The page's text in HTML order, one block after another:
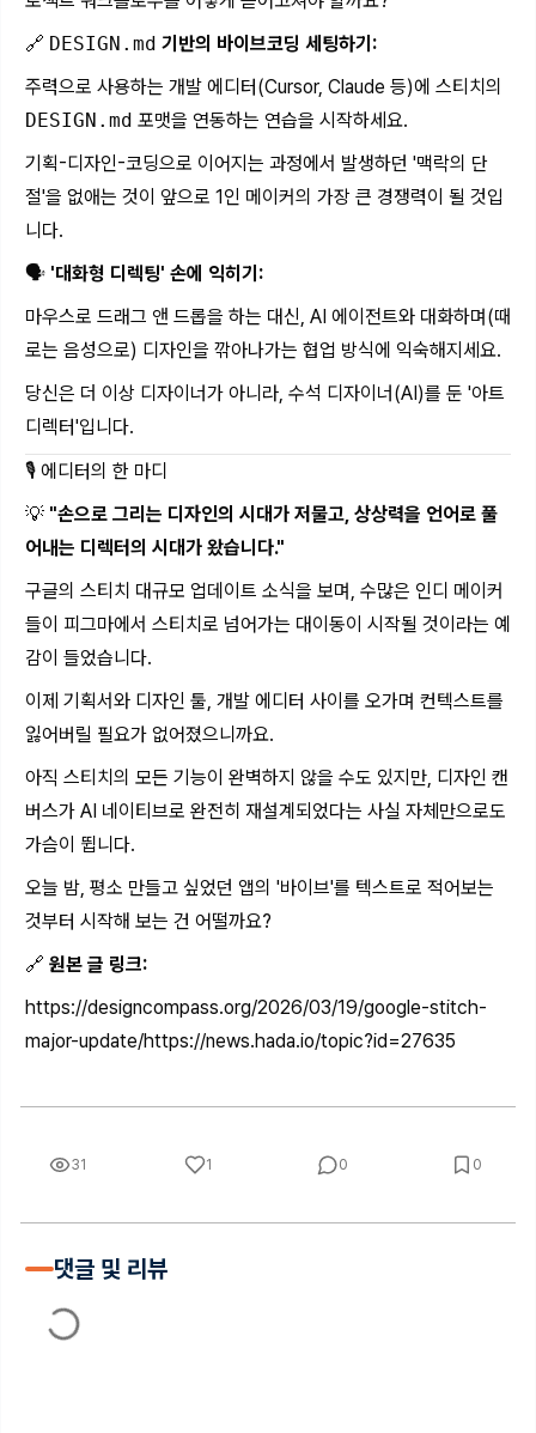
🔗 DESIGN.md 기반의 바이브코딩 세팅하기:
주력으로 사용하는 개발 에디터(Cursor, Claude 등)에 스티치의
DESIGN.md 포맷을 연동하는 연습을 시작하세요.
기획-디자인-코딩으로 이어지는 과정에서 발생하던 '맥락의 단
절'을 없애는 것이 앞으로 1인 메이커의 가장 큰 경쟁력이 될 것입
니다.
🗣️ '대화형 디렉팅' 손에 익히기:
마우스로 드래그 앤 드롭을 하는 대신, AI 에이전트와 대화하며(때
로는 음성으로) 디자인을 깎아나가는 협업 방식에 익숙해지세요.
당신은 더 이상 디자이너가 아니라, 수석 디자이너(AI)를 둔 '아트
디렉터'입니다.
🎙️ 에디터의 한 마디
💡 "손으로 그리는 디자인의 시대가 저물고, 상상력을 언어로 풀
어내는 디렉터의 시대가 왔습니다."
구글의 스티치 대규모 업데이트 소식을 보며, 수많은 인디 메이커
들이 피그마에서 스티치로 넘어가는 대이동이 시작될 것이라는 예
감이 들었습니다.
이제 기획서와 디자인 툴, 개발 에디터 사이를 오가며 컨텍스트를
잃어버릴 필요가 없어졌으니까요.
아직 스티치의 모든 기능이 완벽하지 않을 수도 있지만, 디자인 캔
버스가 AI 네이티브로 완전히 재설계되었다는 사실 자체만으로도
가슴이 뜁니다.
오늘 밤, 평소 만들고 싶었던 앱의 '바이브'를 텍스트로 적어보는
것부터 시작해 보는 건 어떨까요?
🔗 원본 글 링크:
https://designcompass.org/2026/03/19/google-stitch-
major-update/https://news.hada.io/topic?id=27635
31 1 0 0
댓글 및 리뷰